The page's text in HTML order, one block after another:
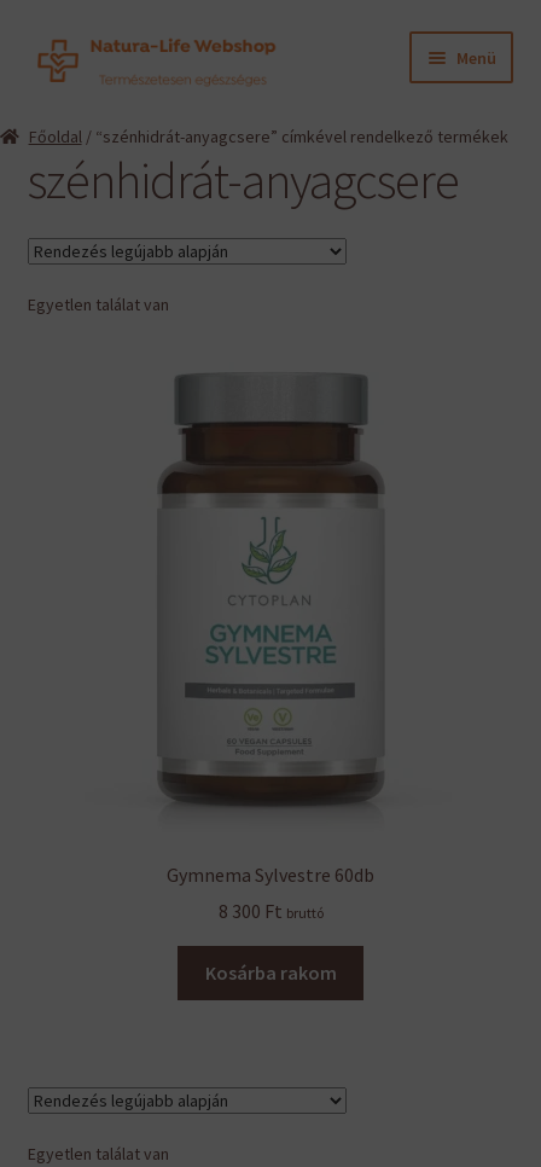
Ugrás
Kilépés
Menü
child
Információk
Gyártók
Hírek
Viszonteladók, szakembereknek
Főoldal/ “szénhidrát-anyagcsere” címkével rendelkező termékek
szénhidrát-anyagcsere
Egyetlen találat van
Gymnema Sylvestre 60db
8 300 Ft bruttó
Kosárba rakom
Egyetlen találat van